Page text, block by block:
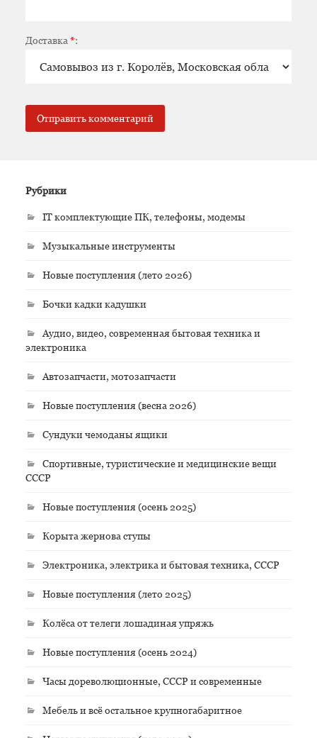
Доставка *:
Рубрики
IT комплектующие ПК, телефоны, модемы
Музыкальные инструменты
Новые поступления (лето 2026)
Бочки кадки кадушки
Аудио, видео, современная бытовая техника и
электроника
Автозапчасти, мотозапчасти
Новые поступления (весна 2026)
Сундуки чемоданы ящики
Спортивные, туристические и медицинские вещи
СССР
Новые поступления (осень 2025)
Корыта жернова ступы
Электроника, электрика и бытовая техника, СССР
Новые поступления (лето 2025)
Колёса от телеги лошадиная упряжь
Новые поступления (осень 2024)
Часы дореволюционные, СССР и современные
Мебель и всё остальное крупногабаритное